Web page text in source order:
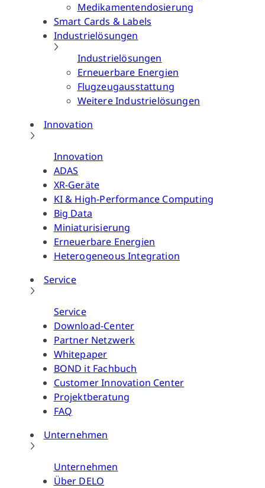
Medikamentendosierung
Smart Cards & Labels
Industrielösungen
Industrielösungen
Erneuerbare Energien
Flugzeugausstattung
Weitere Industrielösungen
Innovation
Innovation
ADAS
XR-Geräte
KI & High-Performance Computing
Big Data
Miniaturisierung
Erneuerbare Energien
Heterogeneous Integration
Service
Service
Download-Center
Partner Netzwerk
Whitepaper
BOND it Fachbuch
Customer Innovation Center
Projektberatung
FAQ
Unternehmen
Unternehmen
Über DELO